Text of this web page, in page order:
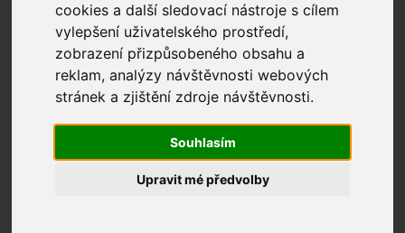
cookies a další sledovací nástroje s cílem
vylepšení uživatelského prostředí,
zobrazení přizpůsobeného obsahu a
reklam, analýzy návštěvnosti webových
stránek a zjištění zdroje návštěvnosti.
Souhlasím
Upravit mé předvolby